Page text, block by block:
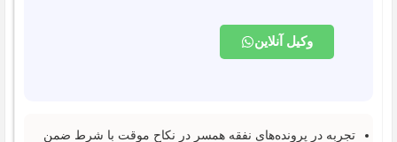
وکیل آنلاین
تجربه در پرونده‌های نفقه همسر در نکاح موقت با شرط ضمن